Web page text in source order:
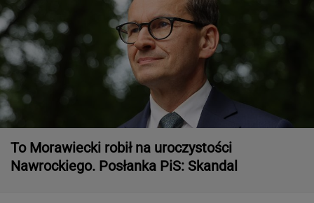
To Morawiecki robił na uroczystości
Nawrockiego. Posłanka PiS: Skandal